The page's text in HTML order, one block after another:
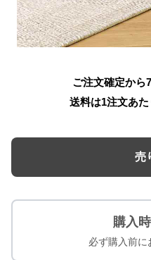
ご注文確定から
送料は1注文あた
売
購入
必ず購入前に